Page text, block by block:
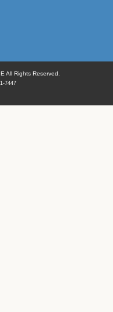
All Rights Reserved.
7447